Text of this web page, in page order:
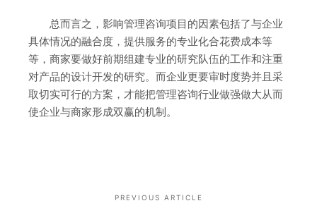
总而言之，影响管理咨询项目的因素包括了与企业
具体情况的融合度，提供服务的专业化合花费成本等
等，商家要做好前期组建专业的研究队伍的工作和注重
对产品的设计开发的研究。而企业更要审时度势并且采
取切实可行的方案，才能把管理咨询行业做强做大从而
使企业与商家形成双赢的机制。
PREVIOUS ARTICLE